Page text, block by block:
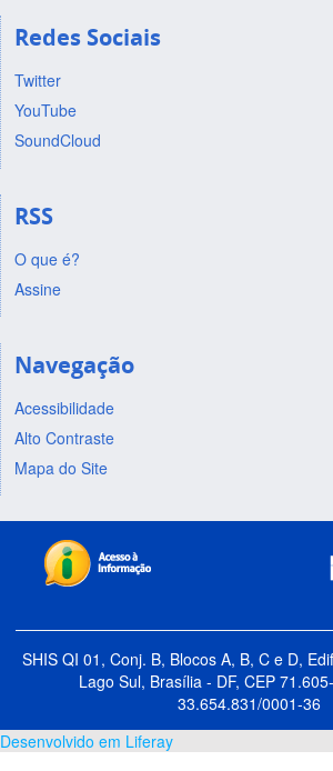
Redes Sociais
Twitter
YouTube
SoundCloud
RSS
O que é?
Assine
Navegação
Acessibilidade
Alto Contraste
Mapa do Site
SHIS QI 01, Conj. B, Blocos A, B, C e D,
Lago Sul, Brasília - DF, CEP
33.654.831/0001-36
Desenvolvido em Liferay